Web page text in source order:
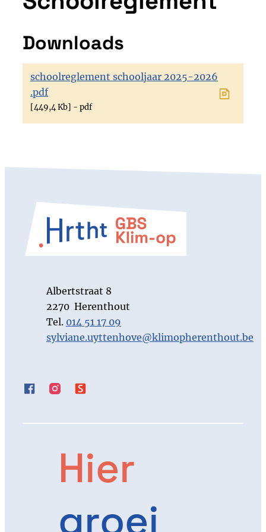
Downloads
schoolreglement schooljaar 2025-2026
.pdf
449,4 Kb pdf
Albertstraat 8
,
2270 Herenthout
014 51 17 09
sylviane.uyttenhove@klimopherenthout.be
FacebookInstagramSmartschool
Hier
groei